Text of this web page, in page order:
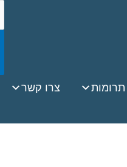
תרומות צרו קשר